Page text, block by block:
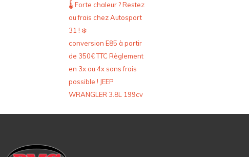
🌡️ Forte chaleur ? Restez
au frais chez Autosport
31 ! ❄️
conversion E85 à partir
de 350€ TTC Règlement
en 3x ou 4x sans frais
possible ! JEEP
WRANGLER 3.8L 199cv